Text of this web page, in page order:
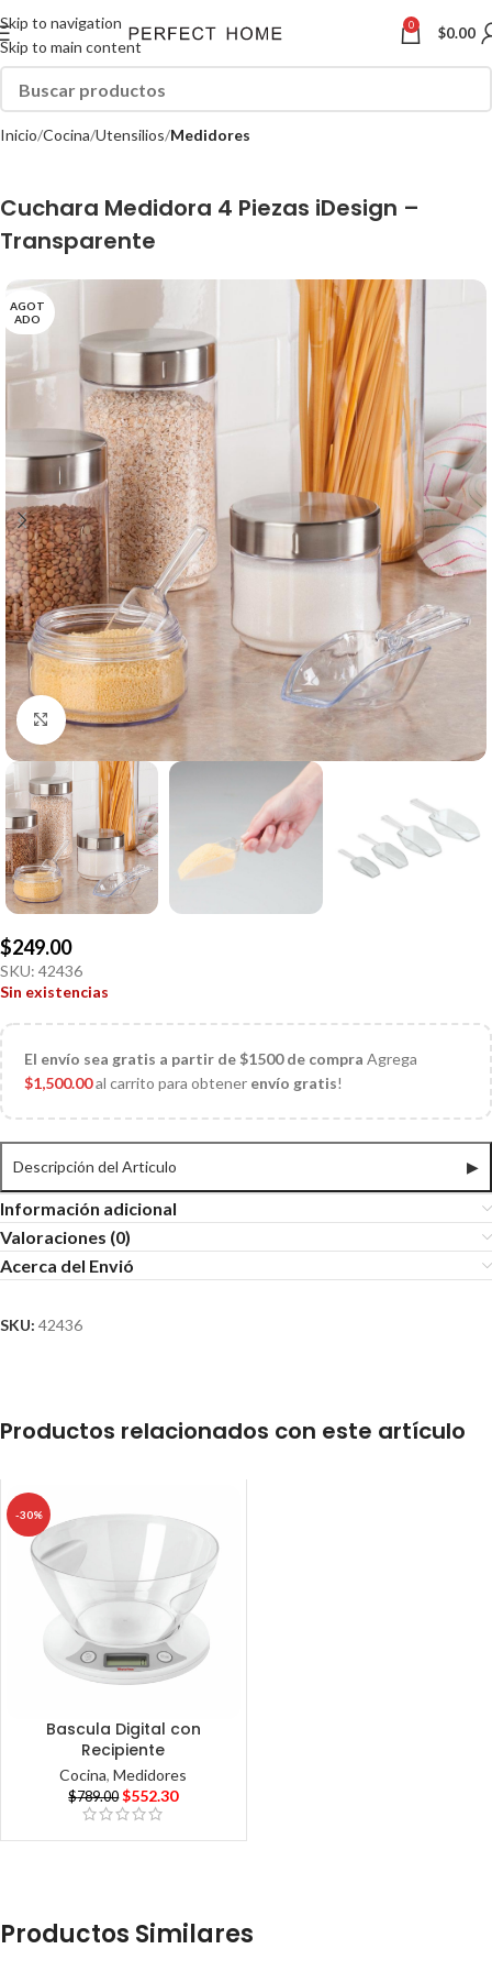
Skip to navigation
Skip to main content
0 $0.00
Inicio Cocina Utensilios Medidores
Cuchara Medidora 4 Piezas iDesign –
Transparente
AGOT
ADO
Click to enlarge
$249.00
SKU: 42436
Sin existencias
El envío sea gratis a partir de $1500 de compra Agrega
$1,500.00al carrito para obtener envío gratis!
Descripción del Articulo ▶
Información adicional
Valoraciones (0)
Acerca del Envió
SKU: 42436
Productos relacionados con este artículo
-30%
Bascula Digital con
Recipiente
Cocina,Medidores
$789.00 $552.30
Productos Similares